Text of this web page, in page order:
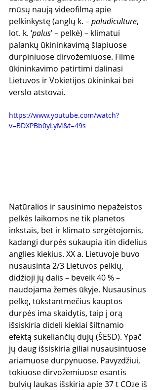
mūsų naują videofilmą apie
pelkinkystę (anglų k. – paludiculture,
lot. k. ‘palus’ – pelkė) – klimatui
palankų ūkininkavimą šlapiuose
durpiniuose dirvožemiuose. Filme
ūkininkavimo patirtimi dalinasi
Lietuvos ir Vokietijos ūkininkai bei
verslo atstovai.
https://www.youtube.com/watch?
v=BDXPBb0yLyM&t=49s
Natūralios ir sausinimo nepažeistos
pelkės laikomos ne tik planetos
inkstais, bet ir klimato sergėtojomis,
kadangi durpės sukaupia itin didelius
anglies kiekius. XX a. Lietuvoje buvo
nusausinta 2/3 Lietuvos pelkių,
didžioji jų dalis – beveik 40 % –
naudojama žemės ūkyje. Nusausinus
pelkę, tūkstantmečius kauptos
durpės ima skaidytis, taip į orą
išsiskiria dideli kiekiai šiltnamio
efektą sukeliančių dujų (ŠESD). Ypač
jų daug išsiskiria giliai nusausintuose
ariamuose durpynuose. Pavyzdžiui,
tokiuose dirvožemiuose esantis
bulvių laukas išskiria apie 37 t CO2e iš